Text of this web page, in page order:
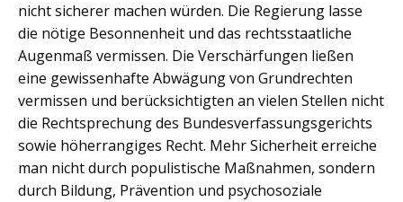
nicht sicherer machen würden. Die Regierung lasse
die nötige Besonnenheit und das rechtsstaatliche
Augenmaß vermissen. Die Verschärfungen ließen
eine gewissenhafte Abwägung von Grundrechten
vermissen und berücksichtigten an vielen Stellen nicht
die Rechtsprechung des Bundesverfassungsgerichts
sowie höherrangiges Recht. Mehr Sicherheit erreiche
man nicht durch populistische Maßnahmen, sondern
durch Bildung, Prävention und psychosoziale